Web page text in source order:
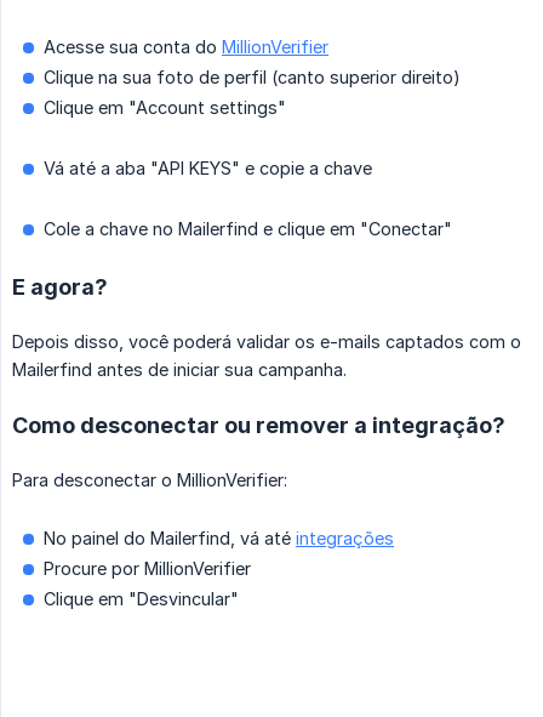
Acesse sua conta do MillionVerifier
Clique na sua foto de perfil (canto superior direito)
Clique em "Account settings"
Vá até a aba "API KEYS" e copie a chave
Cole a chave no Mailerfind e clique em "Conectar"
E agora?
Depois disso, você poderá validar os e-mails captados com o
Mailerfind antes de iniciar sua campanha.
Como desconectar ou remover a integração?
Para desconectar o MillionVerifier:
No painel do Mailerfind, vá até integrações
Procure por MillionVerifier
Clique em "Desvincular"